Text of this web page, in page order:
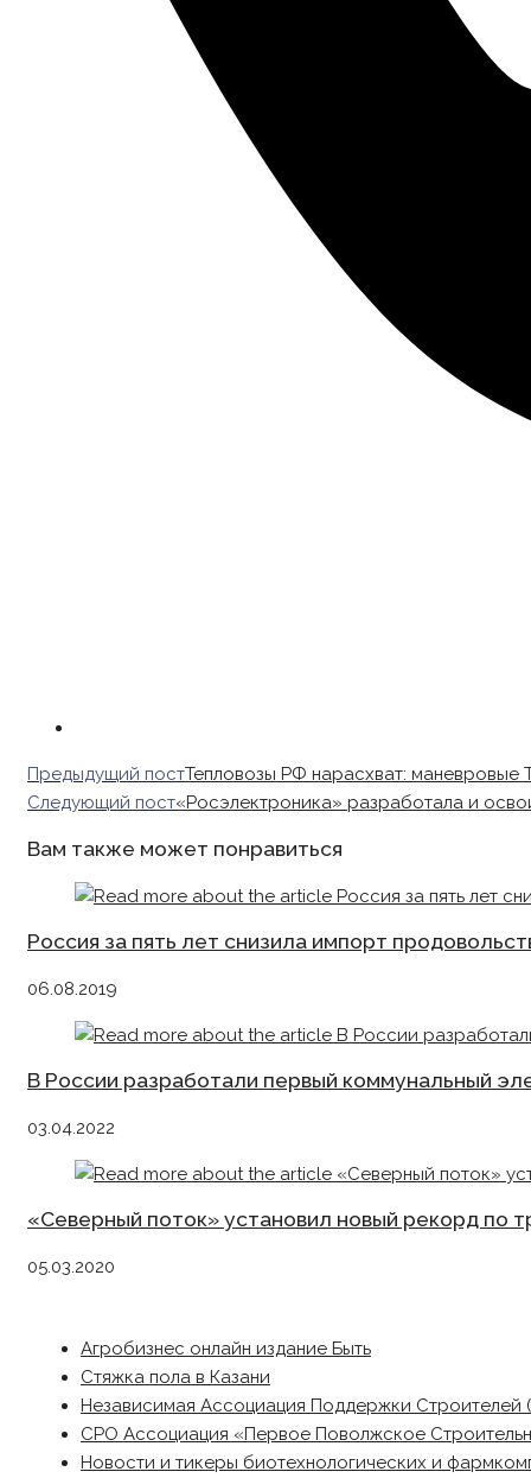
Read
more
Предыдущий постТепловозы РФ нарасхват:
Следующий пост«Росэлектроника» разработала и
Вам также может понравиться
Россия за пять лет снизила импорт
06.08.2019
В России разработали первый коммунальный
03.04.2022
«Северный поток» установил новый рекорд по
05.03.2020
Агробизнес онлайн издание Быть
Стяжка пола в Казани
Независимая Ассоциация Поддержки Строителей
СРО Ассоциация «Первое Поволжское
Новости и тикеры биотехнологических и